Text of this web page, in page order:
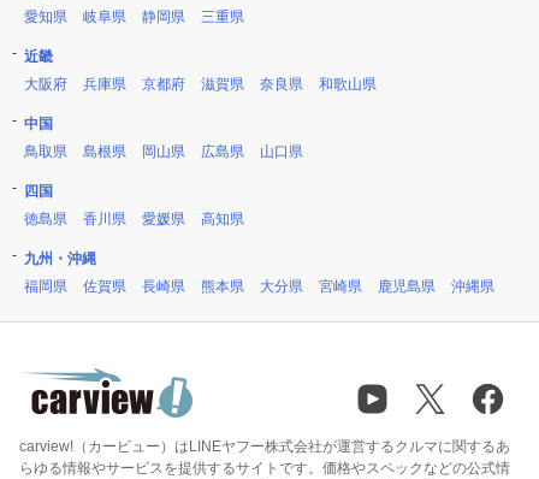
愛知県
岐阜県 静岡県 三重県
近畿
大阪府
兵庫県 京都府 滋賀県 奈良県 和歌山県
中国
鳥取県
島根県 岡山県 広島県 山口県
四国
徳島県
香川県 愛媛県 高知県
九州・沖縄
福岡県
佐賀県 長崎県 熊本県 大分県 宮崎県 鹿児島県 沖縄県
carview!（カービュー）はLINEヤフー株式会社が運営するクルマに関するあ
らゆる情報やサービスを提供するサイトです。価格やスペックなどの公式情